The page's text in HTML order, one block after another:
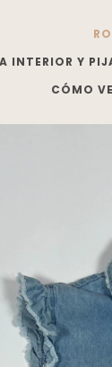
INTERIOR Y
CÓMO